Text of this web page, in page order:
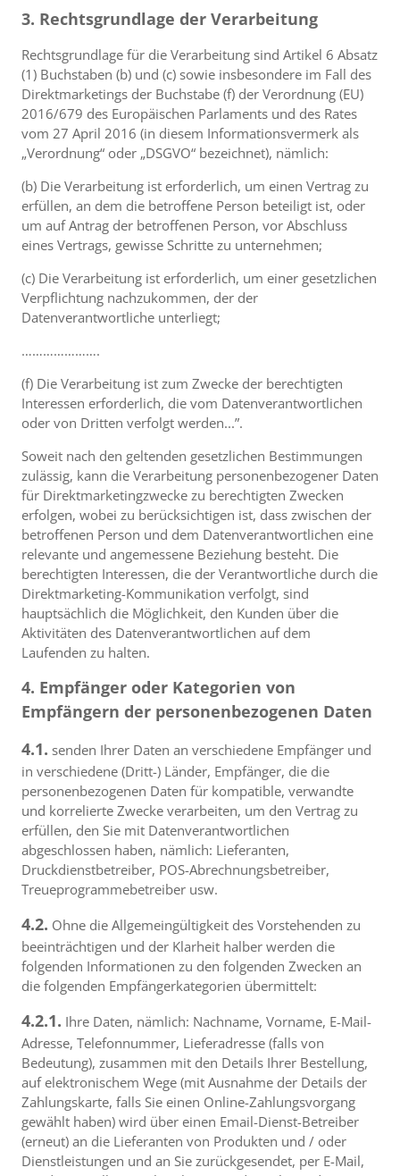
3. Rechtsgrundlage der Verarbeitung
Rechtsgrundlage für die Verarbeitung sind Artikel 6 Absatz
(1) Buchstaben (b) und (c) sowie insbesondere im Fall des
Direktmarketings der Buchstabe (f) der Verordnung (EU)
2016/679 des Europäischen Parlaments und des Rates
vom 27 April 2016 (in diesem Informationsvermerk als
„Verordnung“ oder „DSGVO“ bezeichnet), nämlich:
(b) Die Verarbeitung ist erforderlich, um einen Vertrag zu
erfüllen, an dem die betroffene Person beteiligt ist, oder
um auf Antrag der betroffenen Person, vor Abschluss
eines Vertrags, gewisse Schritte zu unternehmen;
(c) Die Verarbeitung ist erforderlich, um einer gesetzlichen
Verpflichtung nachzukommen, der der
Datenverantwortliche unterliegt;
………………….
(f) Die Verarbeitung ist zum Zwecke der berechtigten
Interessen erforderlich, die vom Datenverantwortlichen
oder von Dritten verfolgt werden...”.
Soweit nach den geltenden gesetzlichen Bestimmungen
zulässig, kann die Verarbeitung personenbezogener Daten
für Direktmarketingzwecke zu berechtigten Zwecken
erfolgen, wobei zu berücksichtigen ist, dass zwischen der
betroffenen Person und dem Datenverantwortlichen eine
relevante und angemessene Beziehung besteht. Die
berechtigten Interessen, die der Verantwortliche durch die
Direktmarketing-Kommunikation verfolgt, sind
hauptsächlich die Möglichkeit, den Kunden über die
Aktivitäten des Datenverantwortlichen auf dem
Laufenden zu halten.
4. Empfänger oder Kategorien von
Empfängern der personenbezogenen Daten
4.1. senden Ihrer Daten an verschiedene Empfänger und
in verschiedene (Dritt-) Länder, Empfänger, die die
personenbezogenen Daten für kompatible, verwandte
und korrelierte Zwecke verarbeiten, um den Vertrag zu
erfüllen, den Sie mit Datenverantwortlichen
abgeschlossen haben, nämlich: Lieferanten,
Druckdienstbetreiber, POS-Abrechnungsbetreiber,
Treueprogrammebetreiber usw.
4.2. Ohne die Allgemeingültigkeit des Vorstehenden zu
beeinträchtigen und der Klarheit halber werden die
folgenden Informationen zu den folgenden Zwecken an
die folgenden Empfängerkategorien übermittelt:
4.2.1. Ihre Daten, nämlich: Nachname, Vorname, E-Mail-
Adresse, Telefonnummer, Lieferadresse (falls von
Bedeutung), zusammen mit den Details Ihrer Bestellung,
auf elektronischem Wege (mit Ausnahme der Details der
Zahlungskarte, falls Sie einen Online-Zahlungsvorgang
gewählt haben) wird über einen Email-Dienst-Betreiber
(erneut) an die Lieferanten von Produkten und / oder
Dienstleistungen und an Sie zurückgesendet, per E-Mail,